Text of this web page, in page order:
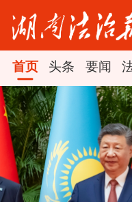
首页 头条 要闻